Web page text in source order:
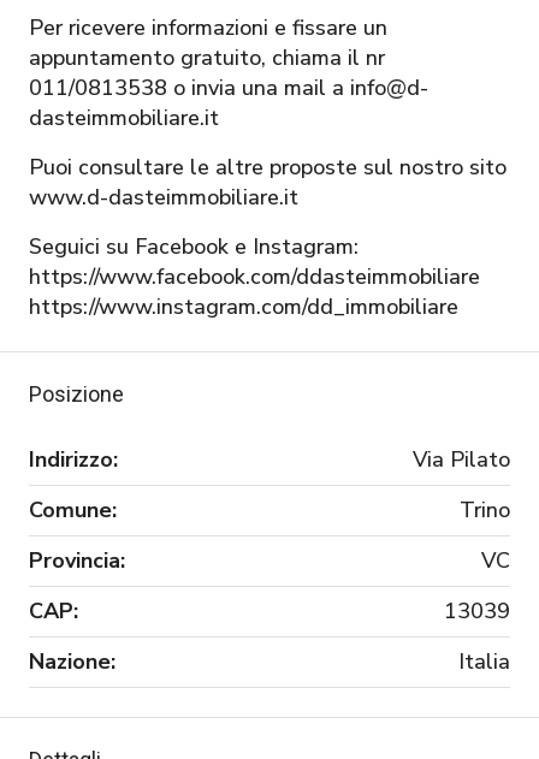
Per ricevere informazioni e fissare un
appuntamento gratuito, chiama il nr
011/0813538 o invia una mail a info@d-
dasteimmobiliare.it
Puoi consultare le altre proposte sul nostro sito
www.d-dasteimmobiliare.it
Seguici su Facebook e Instagram:
https://www.facebook.com/ddasteimmobiliare
https://www.instagram.com/dd_immobiliare
Posizione
Indirizzo:
Via Pilato
Comune:
Trino
Provincia:
VC
CAP:
13039
Nazione:
Italia